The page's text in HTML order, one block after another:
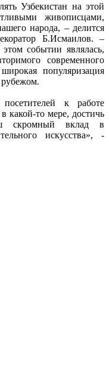
Узбекистан на этой
живописцами,
народа, – делится
Б.Исмаилов. –
событии являлась,
современного
популяризация
рубежом.
к работе
какой-то мере, достичь
скромный вклад в
искусства», -